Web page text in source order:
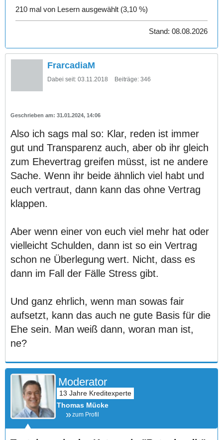
210 mal von Lesern ausgewählt (3,10 %)
Stand: 08.08.2026
FrarcadiaM
Dabei seit: 03.11.2018 Beiträge: 346
31.01.2024, 14:06
Also ich sags mal so: Klar, reden ist immer
gut und Transparenz auch, aber ob ihr gleich
zum Ehevertrag greifen müsst, ist ne andere
Sache. Wenn ihr beide ähnlich viel habt und
euch vertraut, dann kann das ohne Vertrag
klappen.
Aber wenn einer von euch viel mehr hat oder
vielleicht Schulden, dann ist so ein Vertrag
schon ne Überlegung wert. Nicht, dass es
dann im Fall der Fälle Stress gibt.
Und ganz ehrlich, wenn man sowas fair
aufsetzt, kann das auch ne gute Basis für die
Ehe sein. Man weiß dann, woran man ist,
ne?
Moderator
Thomas Mücke
zum Profil